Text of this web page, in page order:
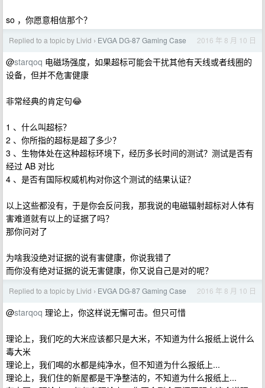
so ，你愿意相信那个？
Replied to a topic by Livid › EVGA DG-87 Gaming Case 2016 年 8 月 10 日
@starqoq 电磁场强度，如果超标可能会干扰其他有天线或者线圈的
设备，但并不危害健康
非常经典的肯定句😂
1 、什么叫超标？
2 、你所指的超标是超了多少？
3 、生物体处在这种超标环境下，经历多长时间的测试？测试是否有
经过 AB 对比
4 、是否有国际权威机构对你这个测试的结果认证？
以上这些都没有，于是你会反问我，那我说的电磁辐射超标对人体有
害难道就有以上的证据了吗？
那你问对了
为啥我没绝对证据的说有害健康，你说我错了
而你没有绝对证据的说无害健康，你又说自己是对的呢？
Replied to a topic by Livid › EVGA DG-87 Gaming Case 2016 年 8 月 10 日
@starqoq 理论上，你这样说无懈可击。但只可惜
理论上，我们吃的大米应该都只是大米，不知道为什么报纸上说什么
毒大米
理论上，我们喝的水都是纯净水，但不知道为什么报纸上...
理论上，我们住的新屋都是干净整洁的，不知道为什么报纸上...